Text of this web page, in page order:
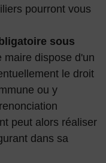
pourront vous
sous
maire dispose d'un
le droit
ou y
peut alors réaliser
dans sa